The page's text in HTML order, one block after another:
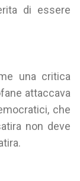
di essere
una critica
attaccava
che
non deve